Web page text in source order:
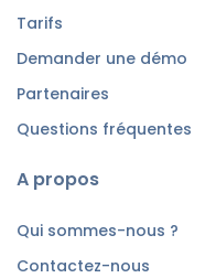
Tarifs
Demander une démo
Partenaires
Questions fréquentes
A propos
Qui sommes-nous ?
Contactez-nous